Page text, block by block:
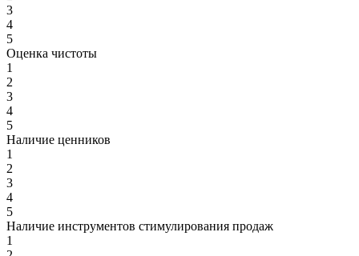
3
4
5
Оценка чистоты
1
2
3
4
5
Наличие ценников
1
2
3
4
5
Наличие инструментов стимулирования продаж
1